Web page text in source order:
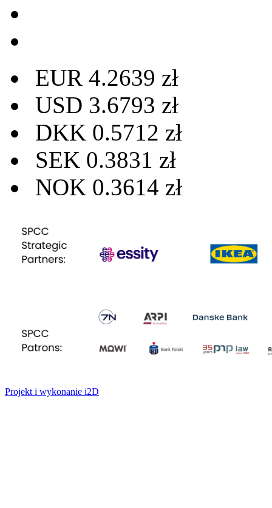
EUR 4.2639 zł
USD 3.6793 zł
DKK 0.5712 zł
SEK 0.3831 zł
NOK 0.3614 zł
Projekt i wykonanie i2D